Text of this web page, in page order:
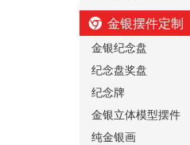
金银摆件定制
金银纪念盘
纪念盘奖盘
纪念牌
金银立体模型摆件
纯金银画